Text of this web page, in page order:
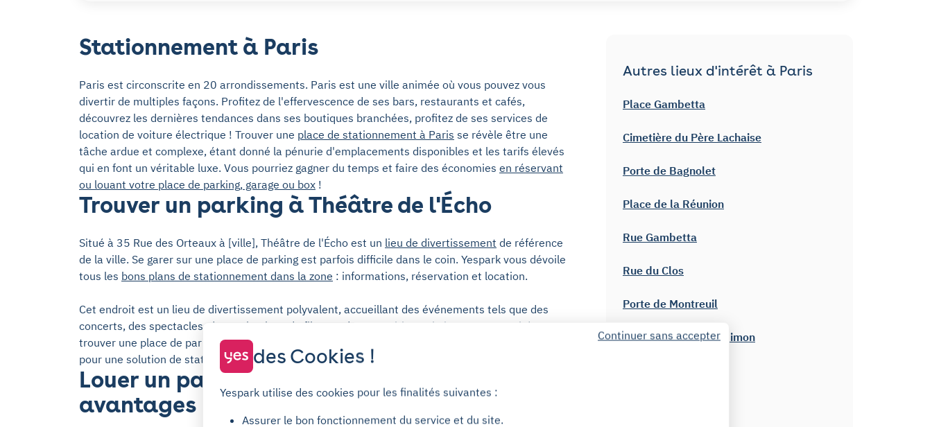
Stationnement à Paris
Paris est circonscrite en 20 arrondissements. Paris est une ville animée où vous pouvez vous
divertir de multiples façons. Profitez de l'effervescence de ses bars, restaurants et cafés,
découvrez les dernières tendances dans ses boutiques branchées, profitez de ses services de
location de voiture électrique ! Trouver une place de stationnement à Paris se révèle être une
tâche ardue et complexe, étant donné la pénurie d'emplacements disponibles et les tarifs élevés
qui en font un véritable luxe. Vous pourriez gagner du temps et faire des économies en réservant
ou louant votre place de parking, garage ou box !
Trouver un parking à Théâtre de l'Écho
Situé à 35 Rue des Orteaux à [ville], Théâtre de l'Écho est un lieu de divertissement de référence
de la ville. Se garer sur une place de parking est parfois difficile dans le coin. Yespark vous dévoile
tous les bons plans de stationnement dans la zone : informations, réservation et location.
Cet endroit est un lieu de divertissement polyvalent, accueillant des événements tels que des
concerts, des spectacles, des projections de films et des expositions. Il n'est pas garanti de
trouver une place de parking sûre à proximité lors des jours d'événements. Pourquoi ne pas opter
pour une solution de stationnement ?
Louer un parking avec Yespark : les
avantages
Autres lieux d'intérêt à Paris
Place Gambetta
Cimetière du Père Lachaise
Porte de Bagnolet
Place de la Réunion
Rue Gambetta
Rue du Clos
Porte de Montreuil
Hôpital Croix Saint-Simon
Continuer sans accepter
des Cookies !
Yespark utilise des cookies pour les finalités suivantes :
Assurer le bon fonctionnement du service et du site.